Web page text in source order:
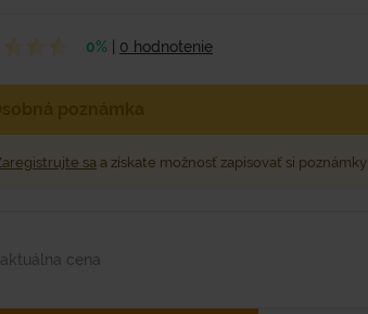
0% 0 hodnotenie
saa získate možnosť zapisovať si poznámky
cena